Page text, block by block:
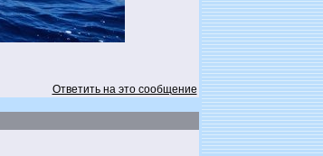
Ответить на это сообщение